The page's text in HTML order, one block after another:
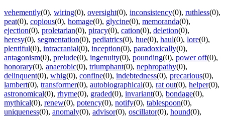
vehemently(0), wiring(0), oversight(0), inconsistency(0), ruthless(0),
peat(0), copious(0), homage(0), glycine(0), memoranda(0),
ejection(0), proletarian(0), piracy(0), cation(0), deletion(0),
heresy(0), segmentation(0), pediatrics(0), hue(0), haul(0), lore(0),
plentiful(0), intracranial(0), inception(0), paradoxically(0),
antagonism(0), prelude(0), ingenuity(0), pounding(0), power off(0),
honorary(0), anaerobic(0), triumphant(0), nephropathy(0),
delinquent(0), whig(0), confine(0), indebtedness(0), precarious(0),
lambert(0), transformer(0), autobiographical(0), rat out(0), helper(0),
astronomical(0), rhyme(0), graded(0), invariant(0), bondage(0),
mythical(0), renew(0), potency(0), notify(0), tablespoon(0),
uniqueness(0), anomaly(0), advisor(0), oscillator(0), hound(0),